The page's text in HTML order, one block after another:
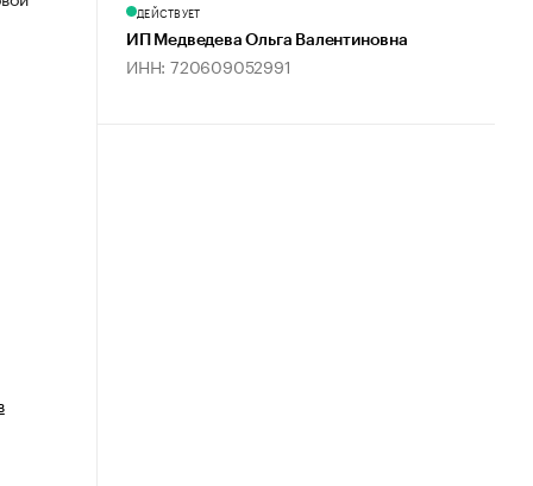
ДЕЙСТВУЕТ
ИП Медведева Ольга Валентиновна
ИНН: 720609052991